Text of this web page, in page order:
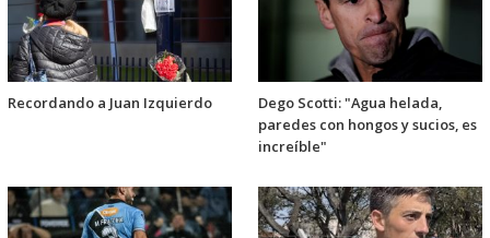
Recordando a Juan Izquierdo
Dego Scotti: "Agua helada,
paredes con hongos y sucios, es
increíble"